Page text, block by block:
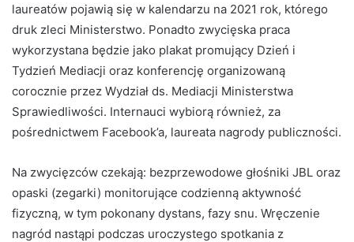
laureatów pojawią się w kalendarzu na 2021 rok, którego
druk zleci Ministerstwo. Ponadto zwycięska praca
wykorzystana będzie jako plakat promujący Dzień i
Tydzień Mediacji oraz konferencję organizowaną
corocznie przez Wydział ds. Mediacji Ministerstwa
Sprawiedliwości. Internauci wybiorą również, za
pośrednictwem Facebook’a, laureata nagrody publiczności.
Na zwycięzców czekają: bezprzewodowe głośniki JBL oraz
opaski (zegarki) monitorujące codzienną aktywność
fizyczną, w tym pokonany dystans, fazy snu. Wręczenie
nagród nastąpi podczas uroczystego spotkania z